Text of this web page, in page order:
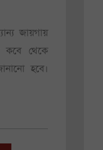
জায়গায়
কবে থেকে
হবে।